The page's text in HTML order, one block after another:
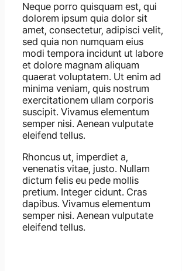
Neque porro quisquam est, qui
dolorem ipsum quia dolor sit
amet, consectetur, adipisci velit,
sed quia non numquam eius
modi tempora incidunt ut labore
et dolore magnam aliquam
quaerat voluptatem. Ut enim ad
minima veniam, quis nostrum
exercitationem ullam corporis
suscipit. Vivamus elementum
semper nisi. Aenean vulputate
eleifend tellus.
Rhoncus ut, imperdiet a,
venenatis vitae, justo. Nullam
dictum felis eu pede mollis
pretium. Integer cidunt. Cras
dapibus. Vivamus elementum
semper nisi. Aenean vulputate
eleifend tellus.